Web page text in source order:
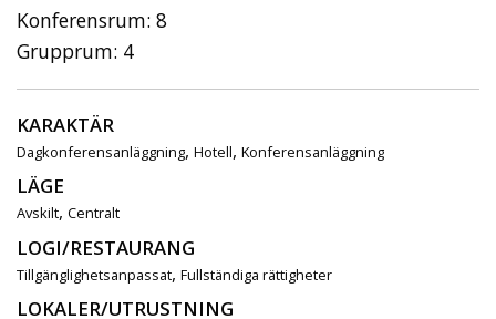
Konferensrum: 8
Grupprum: 4
KARAKTÄR
Dagkonferensanläggning, Hotell, Konferensanläggning
LÄGE
Avskilt, Centralt
LOGI/RESTAURANG
Tillgänglighetsanpassat, Fullständiga rättigheter
LOKALER/UTRUSTNING